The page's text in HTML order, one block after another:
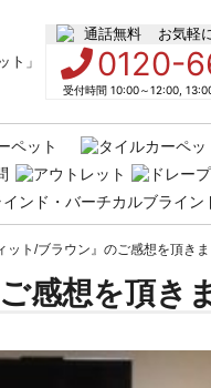
お気軽
0120-
受付時間 10:00～12:00,
ット/ブラウン』のご感想を頂き
感想を頂き